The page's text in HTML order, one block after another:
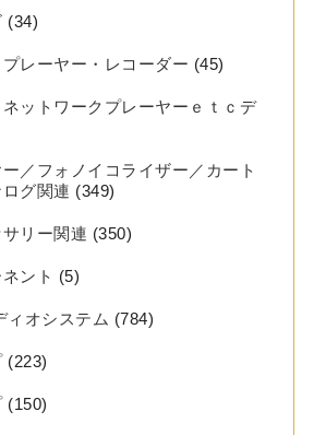
(34)
レーヤー・レコーダー (45)
ットワークプレーヤーｅｔｃデ
／フォノイコライザー／カート
グ関連 (349)
リー関連 (350)
ント (5)
ィオシステム (784)
(223)
(150)